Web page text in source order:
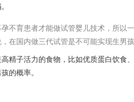
不育患者才能做试管婴儿技术，所以
在国内做三代试管是不可能实现生男孩
精子活力的食物，比如优质蛋白饮食
的概率。